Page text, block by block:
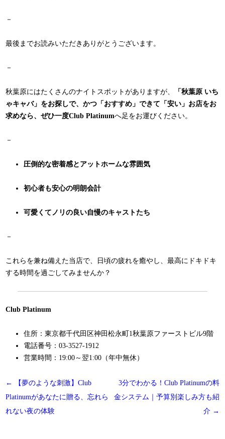
－
最後までお読みいただきありがとうございます。
－
秋葉原にはたくさんのナイトスポットがありますが、
「秋葉原 いち
ゃキャバ」をお探しで、かつ「おすすめ」できて「安い」お店をお
求めなら、ぜひ一度Club Platinumへ足をお運びください。
－
圧倒的な密着感とアットホームな雰囲気
初心者も安心の明朗会計
可愛くてノリの良い自慢のキャストたち
－
これらを兼ね備えた当店で、日頃の疲れを癒やし、最高にドキドキ
する時間を過ごしてみませんか？
Club Platinum
住所：東京都千代田区神田松永町1秋葉原ファーストビル9階
電話番号：03-3527-1912
営業時間：19:00～翌1:00（年中無休）
投
稿
ナ
←
【夢のような刺激】Club
Platinumがあなたに贈る、忘れら
れない夜の体験
3分でわかる！Club Platinumの料
金システム｜予算別楽しみ方も紹
介 →